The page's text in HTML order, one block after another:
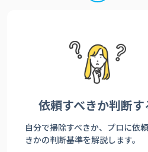
依頼すべきか判断す
自分で掃除すべきか、プロに依
きかの判断基準を解説します。